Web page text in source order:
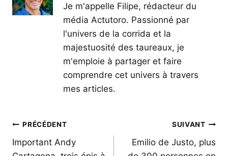
Je m'appelle Filipe, rédacteur du
média Actutoro. Passionné par
l'univers de la corrida et la
majestuosité des taureaux, je
m'emploie à partager et faire
comprendre cet univers à travers
mes articles.
Navigation
de
PRÉCÉDENT
Important Andy
SUIVANT
Emilio de Justo, plus